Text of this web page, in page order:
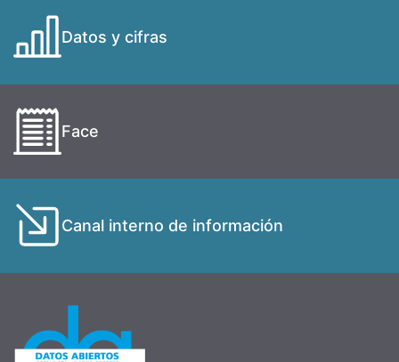
Datos y cifras
Face
Canal interno de información